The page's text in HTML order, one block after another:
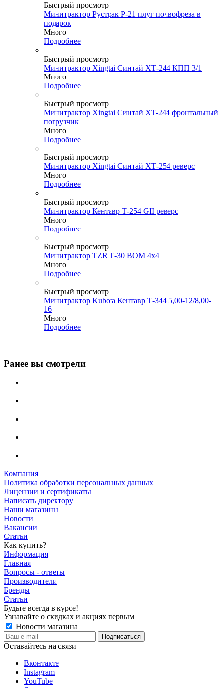
Быстрый просмотр
Минитрактор Рустрак P-21 плуг почвофреза в
подарок
Много
Подробнее
Быстрый просмотр
Минитрактор Xingtai Синтай ХТ-244 КПП 3/1
Много
Подробнее
Быстрый просмотр
Минитрактор Xingtai Синтай XT-244 фронтальный
погрузчик
Много
Подробнее
Быстрый просмотр
Минитрактор Xingtai Синтай ХТ-254 реверс
Много
Подробнее
Быстрый просмотр
Минитрактор Кентавр Т-254 GII реверс
Много
Подробнее
Быстрый просмотр
Минитрактор TZR Т-30 ВОМ 4x4
Много
Подробнее
Быстрый просмотр
Минитрактор Kubota Кентавр Т-344 5,00-12/8,00-
16
Много
Подробнее
Ранее вы смотрели
Компания
Политика обработки персональных данных
Лицензии и сертификаты
Написать директору
Наши магазины
Новости
Вакансии
Статьи
Как купить?
Информация
Главная
Вопросы - ответы
Производители
Бренды
Статьи
Будьте всегда в курсе!
Узнавайте о скидках и акциях первым
Новости магазина
Оставайтесь на связи
Вконтакте
Instagram
YouTube